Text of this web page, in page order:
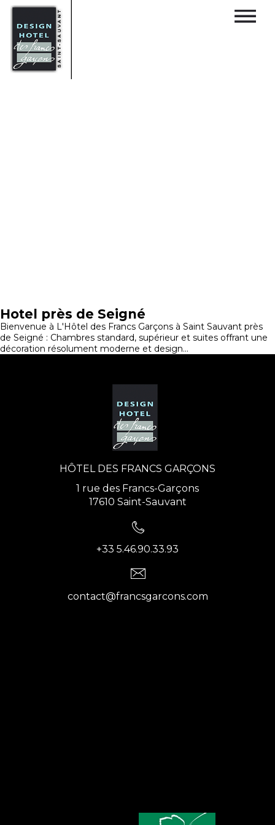
Hotel près de Seigné
Bienvenue à L'Hôtel des Francs Garçons à Saint Sauvant près
de Seigné : Chambres standard, supérieur et suites offrant une
décoration résolument moderne et design...
HÔTEL DES FRANCS GARÇONS
1 rue des Francs-Garçons
17610 Saint-Sauvant
+33 5.46.90.33.93
contact@francsgarcons.com